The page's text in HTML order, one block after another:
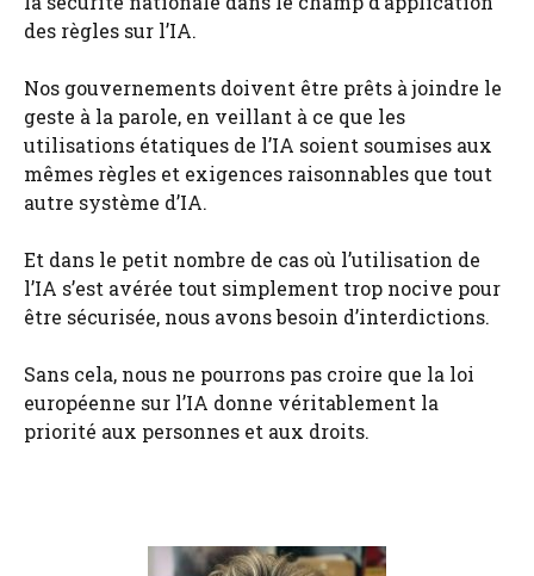
des règles sur l’IA.
Nos gouvernements doivent être prêts à joindre le
geste à la parole, en veillant à ce que les
utilisations étatiques de l’IA soient soumises aux
mêmes règles et exigences raisonnables que tout
autre système d’IA.
Et dans le petit nombre de cas où l’utilisation de
l’IA s’est avérée tout simplement trop nocive pour
être sécurisée, nous avons besoin d’interdictions.
Sans cela, nous ne pourrons pas croire que la loi
européenne sur l’IA donne véritablement la
priorité aux personnes et aux droits.